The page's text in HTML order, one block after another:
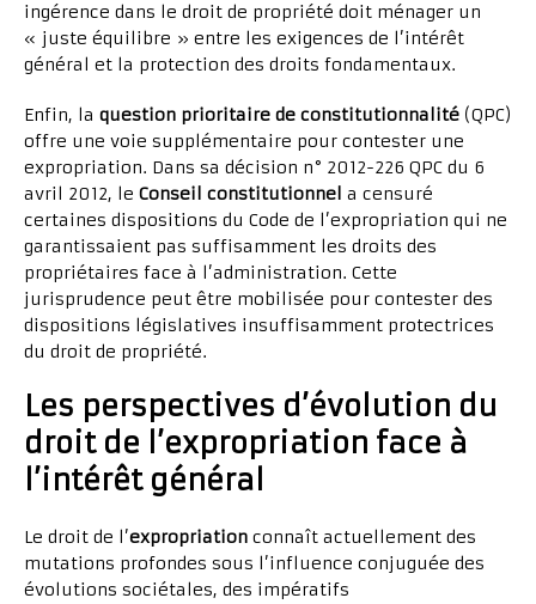
ingérence dans le droit de propriété doit ménager un
« juste équilibre » entre les exigences de l’intérêt
général et la protection des droits fondamentaux.
Enfin, la question prioritaire de constitutionnalité (QPC)
offre une voie supplémentaire pour contester une
expropriation. Dans sa décision n° 2012-226 QPC du 6
avril 2012, le Conseil constitutionnel a censuré
certaines dispositions du Code de l’expropriation qui ne
garantissaient pas suffisamment les droits des
propriétaires face à l’administration. Cette
jurisprudence peut être mobilisée pour contester des
dispositions législatives insuffisamment protectrices
du droit de propriété.
Les perspectives d’évolution du
droit de l’expropriation face à
l’intérêt général
Le droit de l’expropriation connaît actuellement des
mutations profondes sous l’influence conjuguée des
évolutions sociétales, des impératifs